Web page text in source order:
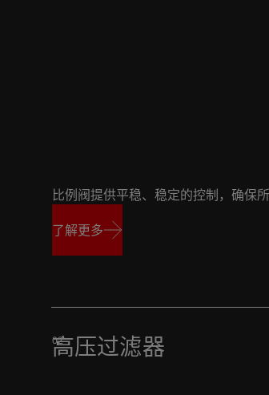
比例阀提供平稳、稳定的控制，确保
了解更多
高压过滤器